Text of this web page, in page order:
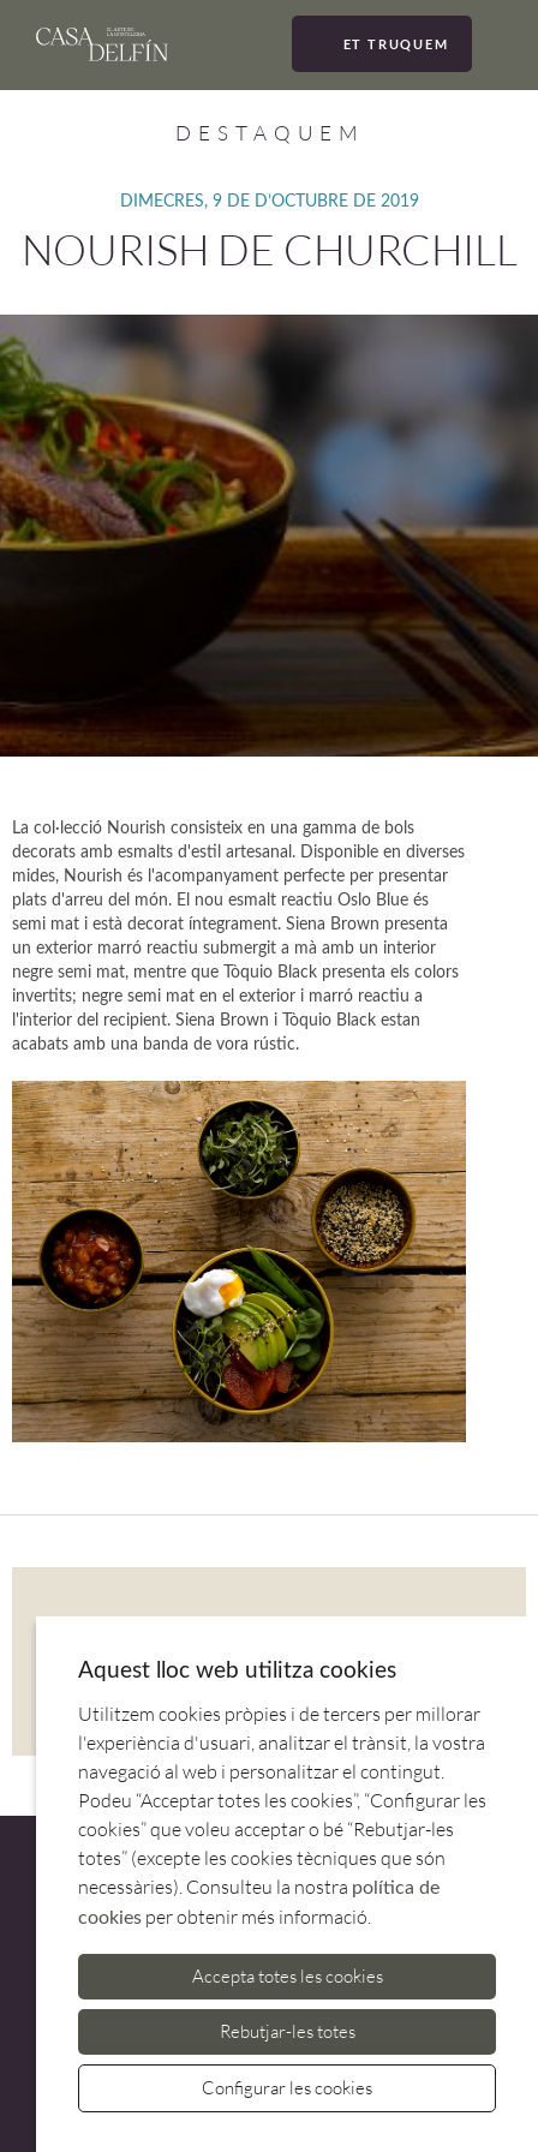
ET TRUQUEM
DESTAQUEM
DIMECRES, 9 DE D’OCTUBRE DE 2019
NOURISH DE CHURCHILL
La col·lecció Nourish consisteix en una gamma de bols
decorats amb esmalts d'estil artesanal. Disponible en diverses
mides, Nourish és l'acompanyament perfecte per presentar
plats d'arreu del món. El nou esmalt reactiu Oslo Blue és
semi mat i està decorat íntegrament. Siena Brown presenta
un exterior marró reactiu submergit a mà amb un interior
negre semi mat, mentre que Tòquio Black presenta els colors
invertits; negre semi mat en el exterior i marró reactiu a
l'interior del recipient. Siena Brown i Tòquio Black estan
acabats amb una banda de vora rústic.
CORREU TWITTER FACEBOOK
ATENCIÓ AL CLIENT
973 500 580
Aquest lloc web utilitza cookies
Utilitzem cookies pròpies i de tercers per millorar
l'experiència d'usuari, analitzar el trànsit, la vostra
navegació al web i personalitzar el contingut.
Podeu “Acceptar totes les cookies”, “Configurar les
cookies” que voleu acceptar o bé “Rebutjar-les
totes” (excepte les cookies tècniques que són
necessàries). Consulteu la nostra política de
cookies per obtenir més informació.
Accepta totes les cookies
Rebutjar-les totes
Configurar les cookies